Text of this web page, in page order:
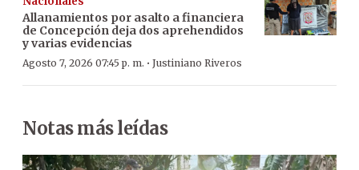
Allanamientos por asalto a financiera
de Concepción deja dos aprehendidos
y varias evidencias
Agosto 7, 2026 07:45 p. m. · Justiniano Riveros
Notas más leídas